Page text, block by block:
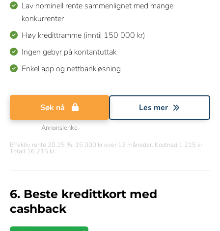
Lav nominell rente sammenlignet med mange
konkurrenter
Høy kredittramme (inntil 150 000 kr)
Ingen gebyr på kontantuttak
Enkel app og nettbankløsning
Søk nå
Annonslenke
Les mer
Effektiv rente 20,15 %, 15 000 kr over 12 måneder. Kostnad 1 215 kr.
Totalt 16 215 kr.
6. Beste kredittkort med
cashback